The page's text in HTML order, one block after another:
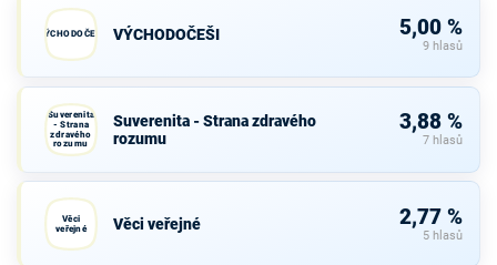
VÝCHODOČEŠI VÝCHODOČEŠI 5,00 %
9 hlasů
Suverenita
- Strana
zdravého
rozumu
Suverenita - Strana zdravého
rozumu
3,88 %
7 hlasů
Věci
veřejné
Věci veřejné 2,77 %
5 hlasů